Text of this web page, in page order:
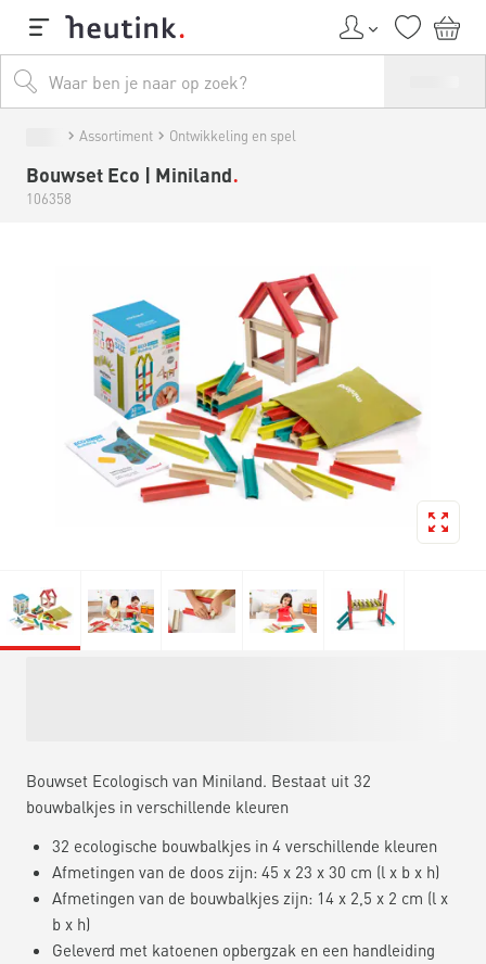
Assortiment Ontwikkeling en spel
Bouwset Eco | Miniland
106358
Bouwset Ecologisch van Miniland. Bestaat uit 32
bouwbalkjes in verschillende kleuren
32 ecologische bouwbalkjes in 4 verschillende kleuren
Afmetingen van de doos zijn: 45 x 23 x 30 cm (l x b x h)
Afmetingen van de bouwbalkjes zijn: 14 x 2,5 x 2 cm (l x
b x h)
Geleverd met katoenen opbergzak en een handleiding